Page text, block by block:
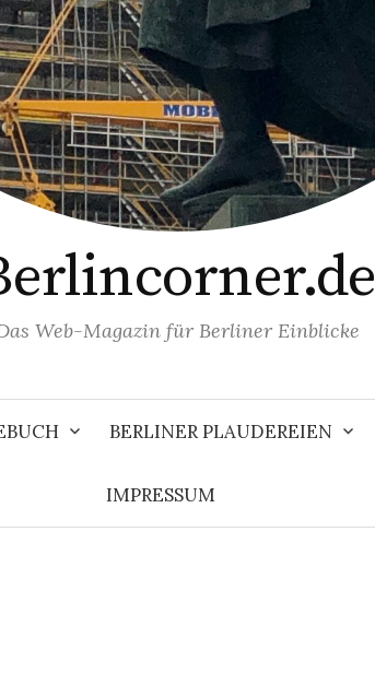
Web-Magazin für Berliner Einblicke
BERLINER PLAUDEREIEN
IMPRESSUM